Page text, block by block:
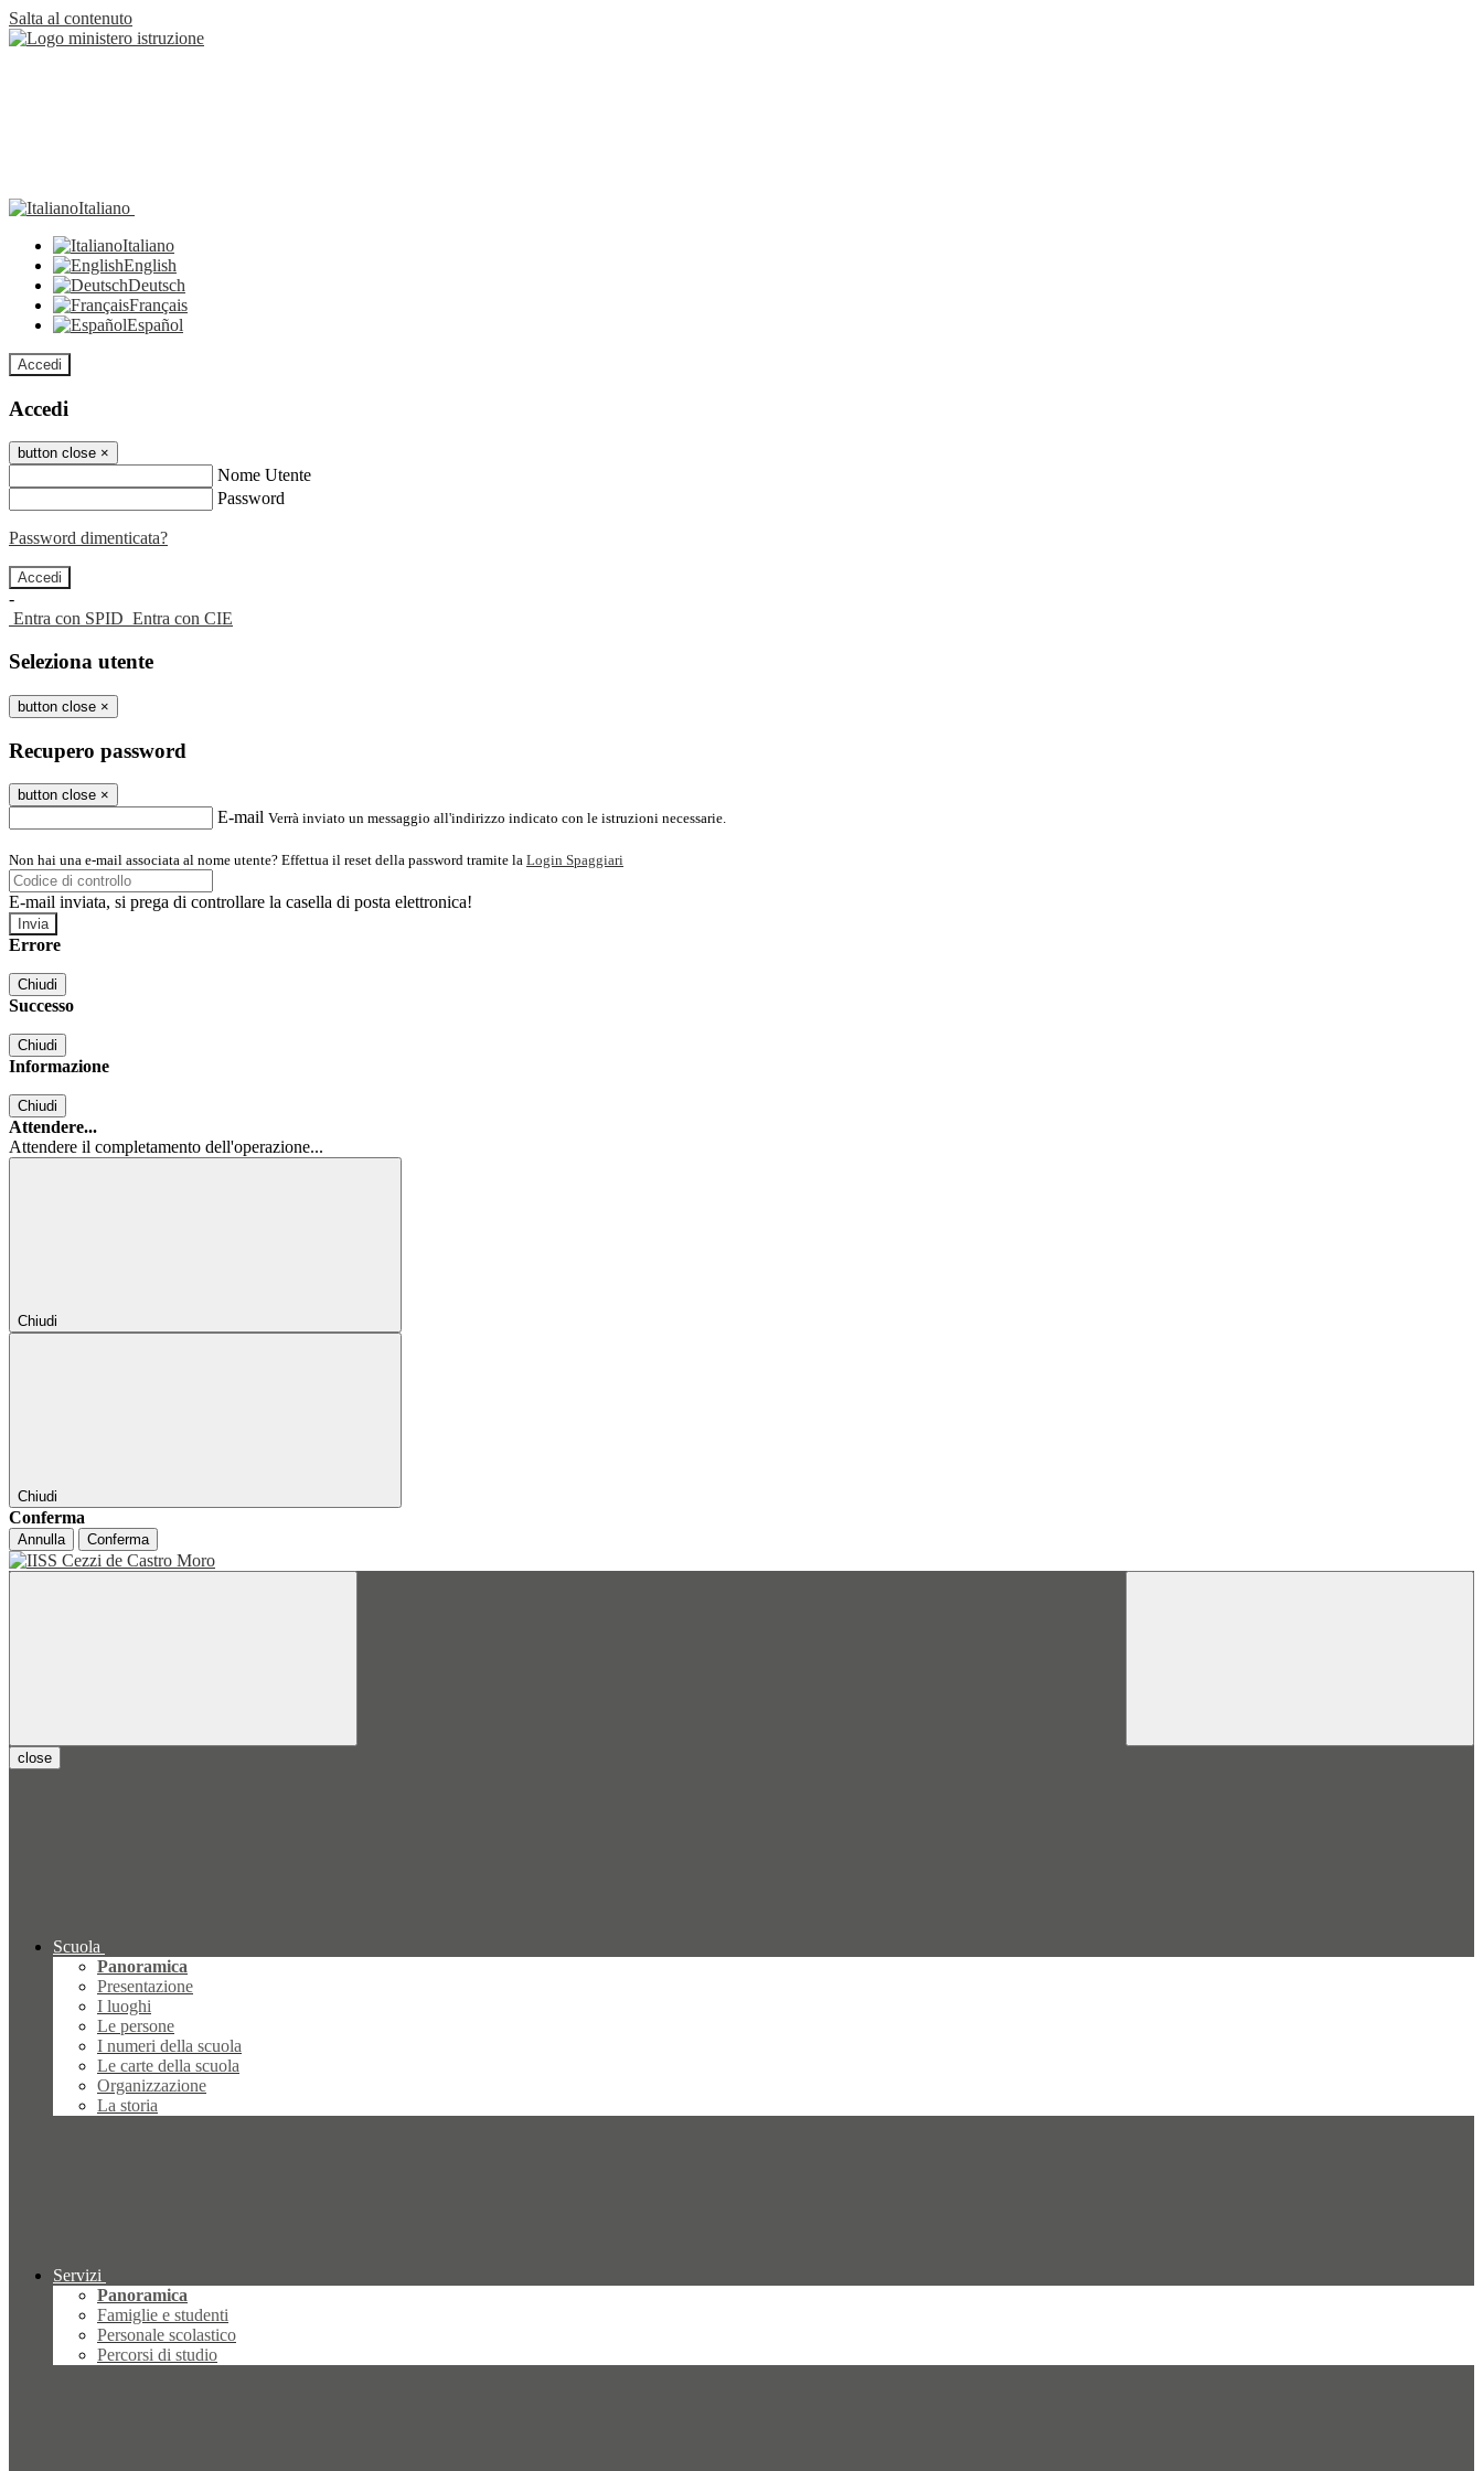
Salta al contenuto
Italiano
Italiano
English
Deutsch
Français
Español
Accedi
Accedi
button close ×
Nome Utente
Password
Password dimenticata?
-
Entra con SPID Entra con CIE
Seleziona utente
button close ×
Recupero password
button close ×
E-mail Verrà inviato un messaggio all'indirizzo indicato con le istruzioni necessarie.
Non hai una e-mail associata al nome utente? Effettua il reset della password tramite la Login Spaggiari
E-mail inviata, si prega di controllare la casella di posta elettronica!
Errore
Chiudi
Successo
Chiudi
Informazione
Chiudi
Attendere...
Attendere il completamento dell'operazione...
Chiudi
Chiudi
Conferma
Annulla Conferma
close
Scuola
Panoramica
Presentazione
I luoghi
Le persone
I numeri della scuola
Le carte della scuola
Organizzazione
La storia
Servizi
Panoramica
Famiglie e studenti
Personale scolastico
Percorsi di studio